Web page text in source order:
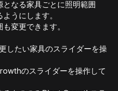
なる家具ごとに照明範囲
うにします。
変更できます。
したい家具のスライダーを操
のスライダーを操作して